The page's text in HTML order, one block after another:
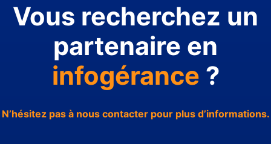
Vous recherchez un
partenaire en
infogérance ?
N’hésitez pas à nous contacter pour plus d’informations.